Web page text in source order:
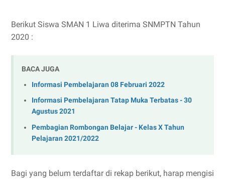
Berikut Siswa SMAN 1 Liwa diterima SNMPTN Tahun
2020 :
BACA JUGA
Informasi Pembelajaran 08 Februari 2022
Informasi Pembelajaran Tatap Muka Terbatas - 30
Agustus 2021
Pembagian Rombongan Belajar - Kelas X Tahun
Pelajaran 2021/2022
Bagi yang belum terdaftar di rekap berikut, harap mengisi